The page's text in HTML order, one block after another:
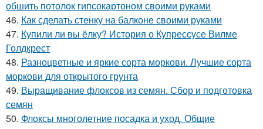
обшить потолок гипсокартоном своими руками
46. Как сделать стенку на балконе своими руками
47. Купили ли вы ёлку? История о Купрессусе Вилме
Голдкрест
48. Разноцветные и яркие сорта моркови. Лучшие сорта
моркови для открытого грунта
49. Выращивание флоксов из семян. Сбор и подготовка
семян
50. Флоксы многолетние посадка и уход. Общие